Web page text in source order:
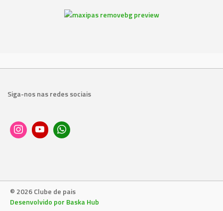
Siga-nos nas redes sociais
© 2026 Clube de pais
Desenvolvido por Baska Hub